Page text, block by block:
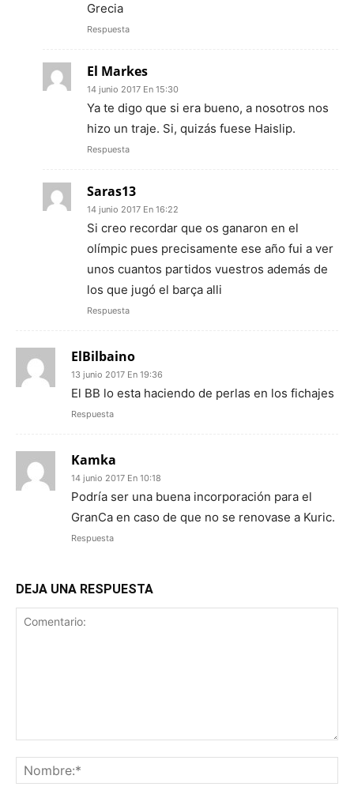
Grecia
Respuesta
El Markes
14 junio 2017 En 15:30
Ya te digo que si era bueno, a nosotros nos
hizo un traje. Si, quizás fuese Haislip.
Respuesta
Saras13
14 junio 2017 En 16:22
Si creo recordar que os ganaron en el
olímpic pues precisamente ese año fui a ver
unos cuantos partidos vuestros además de
los que jugó el barça alli
Respuesta
ElBilbaino
13 junio 2017 En 19:36
El BB lo esta haciendo de perlas en los fichajes
Respuesta
Kamka
14 junio 2017 En 10:18
Podría ser una buena incorporación para el
GranCa en caso de que no se renovase a Kuric.
Respuesta
DEJA UNA RESPUESTA